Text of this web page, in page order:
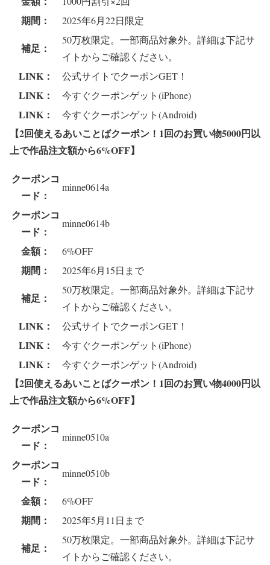
期間： 2025年6月22日限定
補足：
50万枚限定。一部商品対象外。詳細は下記サ
イトからご確認ください。
LINK： 公式サイトでクーポンGET！
LINK： 今すぐクーポンゲット(iPhone)
LINK： 今すぐクーポンゲット(Android)
【2回使えるあいことばクーポン！1回のお買い物5000円以
上で作品注文額から6%OFF】
クーポンコ
ード：
minne0614a
クーポンコ
ード：
minne0614b
金額： 6%OFF
期間： 2025年6月15日まで
補足：
50万枚限定。一部商品対象外。詳細は下記サ
イトからご確認ください。
LINK： 公式サイトでクーポンGET！
LINK： 今すぐクーポンゲット(iPhone)
LINK： 今すぐクーポンゲット(Android)
【2回使えるあいことばクーポン！1回のお買い物4000円以
上で作品注文額から6%OFF】
クーポンコ
ード：
minne0510a
クーポンコ
ード：
minne0510b
金額： 6%OFF
期間： 2025年5月11日まで
補足：
50万枚限定。一部商品対象外。詳細は下記サ
イトからご確認ください。